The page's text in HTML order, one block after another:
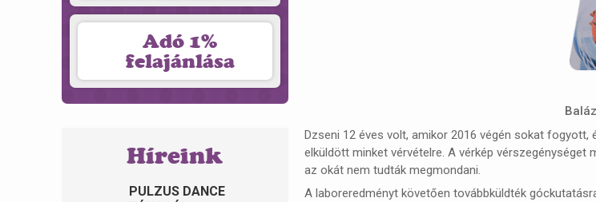
Adó 1%
felajánlása
Híreink
PULZUS DANCE
Dzseni 12 éves volt, amikor 2016 végén sokat
elküldött minket vérvételre. A vérkép
az okát nem tudták megmondani.
A laboreredményt követően továbbküldték